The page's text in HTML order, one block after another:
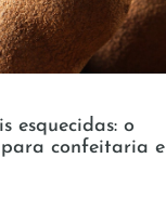
esquecidas: o
para confeitaria e